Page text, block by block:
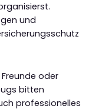
und
oder
bitten
professionelles